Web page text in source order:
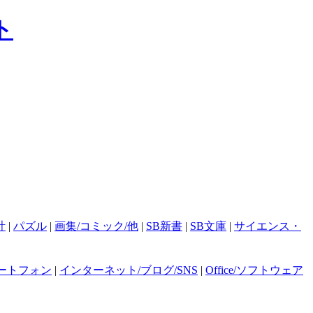
| パズル | 画集/コミック/他 | SB新書 | SB文庫 | サイエンス・
トフォン | インターネット/ブログ/SNS | Office/ソフトウェア